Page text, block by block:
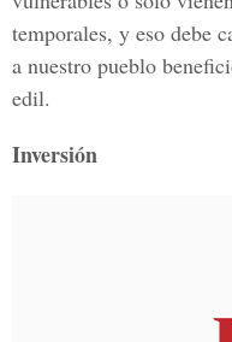
temporales, y eso debe
a nuestro pueblo
edil.
Inversión